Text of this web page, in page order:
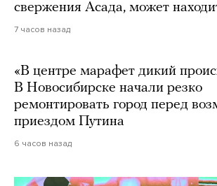
свержения Асада, может
7 часов назад
«В центре марафет дикий
В Новосибирске начали резко
ремонтировать город перед
приездом Путина
6 часов назад